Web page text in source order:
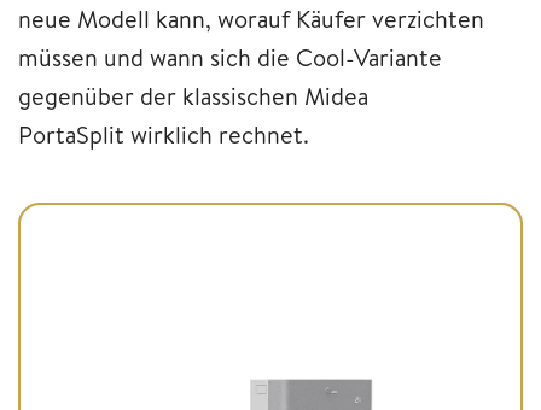
neue Modell kann, worauf Käufer verzichten
müssen und wann sich die Cool-Variante
gegenüber der klassischen Midea
PortaSplit wirklich rechnet.